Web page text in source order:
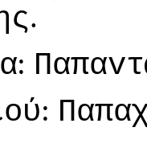
.
:
: